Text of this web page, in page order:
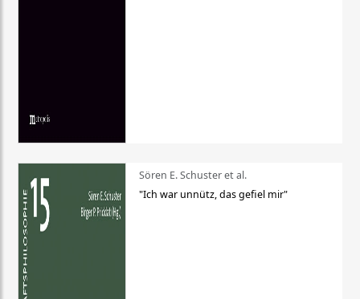
Sören E. Schuster et al.
"Ich war unnütz, das gefiel mir"